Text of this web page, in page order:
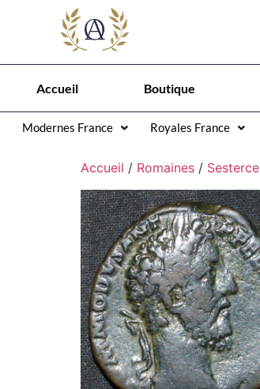
Accueil Boutique
Modernes France Royales France
Accueil / Romaines / Sesterce